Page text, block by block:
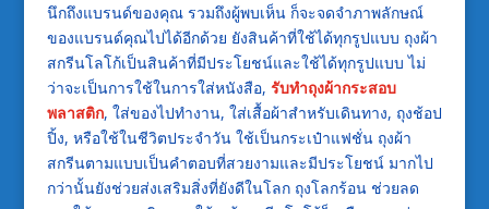
นึกถึงแบรนด์ของคุณ รวมถึงผู้พบเห็น ก็จะจดจำภาพลักษณ์
ของแบรนด์คุณไปได้อีกด้วย ยังสินค้าที่ใช้ได้ทุกรูปแบบ ถุงผ้า
สกรีนโลโก้เป็นสินค้าที่มีประโยชน์และใช้ได้ทุกรูปแบบ ไม่
ว่าจะเป็นการใช้ในการใส่หนังสือ, รับทำถุงผ้ากระสอบ
พลาสติก, ใส่ของไปทำงาน, ใส่เสื้อผ้าสำหรับเดินทาง, ถุงช้อป
ปิ้ง, หรือใช้ในชีวิตประจำวัน ใช้เป็นกระเป๋าแฟชั่น ถุงผ้า
สกรีนตามแบบเป็นคำตอบที่สวยงามและมีประโยชน์ มากไป
กว่านั้นยังช่วยส่งเสริมสิ่งที่ยังดีในโลก ถุงโลกร้อน ช่วยลด